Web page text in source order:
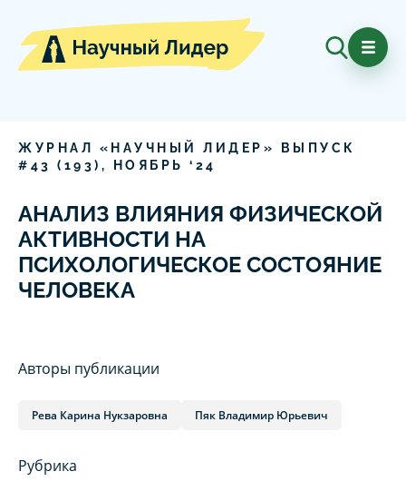
ЖУРНАЛ «НАУЧНЫЙ ЛИДЕР» ВЫПУСК
# 43 ( 193), НОЯБРЬ ‘ 24
АНАЛИЗ ВЛИЯНИЯ ФИЗИЧЕСКОЙ
АКТИВНОСТИ НА
ПСИХОЛОГИЧЕСКОЕ СОСТОЯНИЕ
ЧЕЛОВЕКА
Авторы публикации
Рева Карина Нукзаровна Пяк Владимир Юрьевич
Рубрика